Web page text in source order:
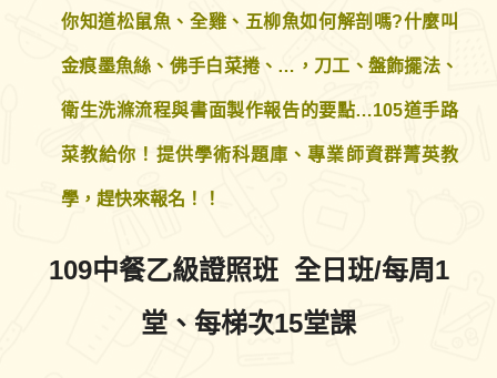
你知道松鼠魚、全雞、五柳魚如何解剖嗎?什麼叫
金痕墨魚絲、佛手白菜捲、…，刀工、盤飾擺法、
衛生洗滌流程與書面製作報告的要點…105道手路
菜教給你！ 提供學術科題庫、專業師資群菁英教
學，趕快來報名！！
109中餐乙級證照班全日班/每周1
堂、每梯次15堂課